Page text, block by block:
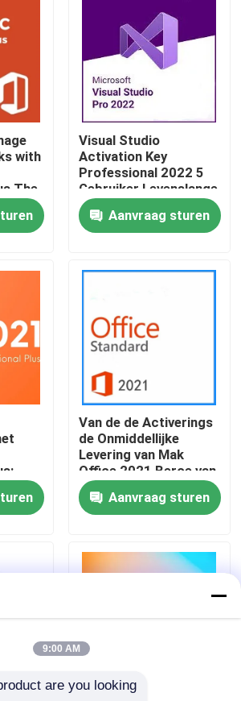
ons op
kopen
plus
with
The
Visual Studio
Activation Key
Professional 2022 5
Gebruiker Levenslange
Licentie Sleutel
Aanvraag sturen
voor
Van de de Activerings
de Onmiddellijke
Levering van Mak
Office 2021 Beroe van
Ltsc Online plus
SleutelAanvraag sturen
9:00 AM
are you looking